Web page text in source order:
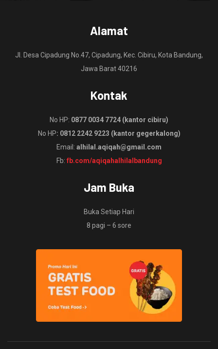
Alamat
Jl. Desa Cipadung No.47, Cipadung, Kec. Cibiru, Kota Bandung,
Jawa Barat 40216
Kontak
No HP: 0877 0034 7724 (kantor cibiru)
No HP: 0812 2242 9223 (kantor gegerkalong)
Email: alhilal.aqiqah@gmail.com
Fb: fb.com/aqiqahalhilalbandung
Jam Buka
Buka Setiap Hari
8 pagi – 6 sore